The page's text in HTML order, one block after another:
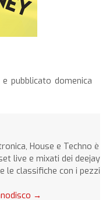
pubblicato domenica
House e Techno è
live e mixati dei deejay
le classifiche con i pezzi
→